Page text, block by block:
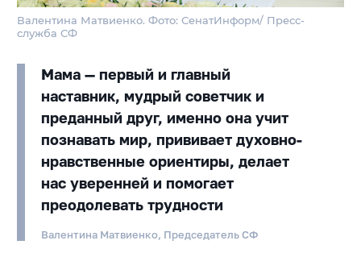
Валентина Матвиенко. Фото: СенатИнформ/ Пресс-
служба СФ
Мама — первый и главный
наставник, мудрый советчик и
преданный друг, именно она учит
познавать мир, прививает духовно-
нравственные ориентиры, делает
нас уверенней и помогает
преодолевать трудности
Валентина Матвиенко, Председатель СФ